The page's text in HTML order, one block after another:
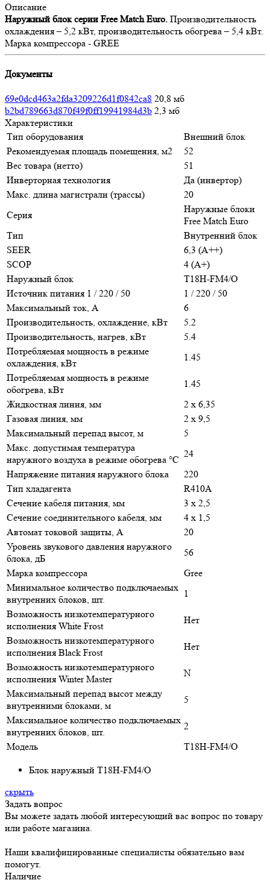
Описание
Наружный блок серии Free Match Euro. Производительность
охлаждения – 5,2 кВт, производительность обогрева – 5,4 кВт.
Марка компрессора - GREE
Документы
69e0dcd463a2fda3209226d1f0842ca8 20,8 мб
b2bd789663d870f49f0ff19941984d3b 2,3 мб
Характеристики
Тип оборудования
Внешний блок
Рекомендуемая площадь помещения, м2
52
Вес товара (нетто)
51
Инверторная технология
Да (инвертор)
Макс. длина магистрали (трассы)
20
Серия
Наружные блоки
Free Match Euro
Тип
Внутренний блок
SEER
6,3 (A++)
SCOP
4 (A+)
Наружный блок
T18H-FM4/O
Источник питания 1 / 220 / 50
1 / 220 / 50
Максимальный ток, А
6
Производительность, охлаждение, кВт
5.2
Производительность, нагрев, кВт
5.4
Потребляемая мощность в режиме
охлаждения, кВт
1.45
Потребляемая мощность в режиме
обогрева, кВт
1.45
Жидкостная линия, мм
2 x 6,35
Газовая линия, мм
2 x 9,5
Максимальный перепад высот, м
5
Макс. допустимая температура
наружного воздуха в режиме обогрева °С
24
Напряжение питания наружного блока
220
Тип хладагента
R410A
Сечение кабеля питания, мм
3 х 2,5
Сечение соединительного кабеля, мм
4 х 1,5
Автомат токовой защиты, A
20
Уровень звукового давления наружного
блока, дБ
56
Марка компрессора
Gree
Минимальное количество подключаемых
внутренних блоков, шт.
1
Возможность низкотемпературного
исполнения White Frost
Нет
Возможность низкотемпературного
исполнения Black Frost
Нет
Возможность низкотемпературного
исполнения Winter Master
N
Максимальный перепад высот между
внутренними блоками, м
5
Максимальное количество подключаемых
внутренних блоков, шт.
2
Модель
T18H-FM4/O
Блок наружный T18H-FM4/O
скрыть
Задать вопрос
Вы можете задать любой интересующий вас вопрос по товару
или работе магазина.
Наши квалифицированные специалисты обязательно вам
помогут.
Наличие